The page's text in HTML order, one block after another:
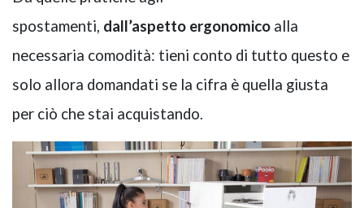
spostamenti, dall’aspetto ergonomico alla
necessaria comodità: tieni conto di tutto questo e
solo allora domandati se la cifra è quella giusta
per ciò che stai acquistando.